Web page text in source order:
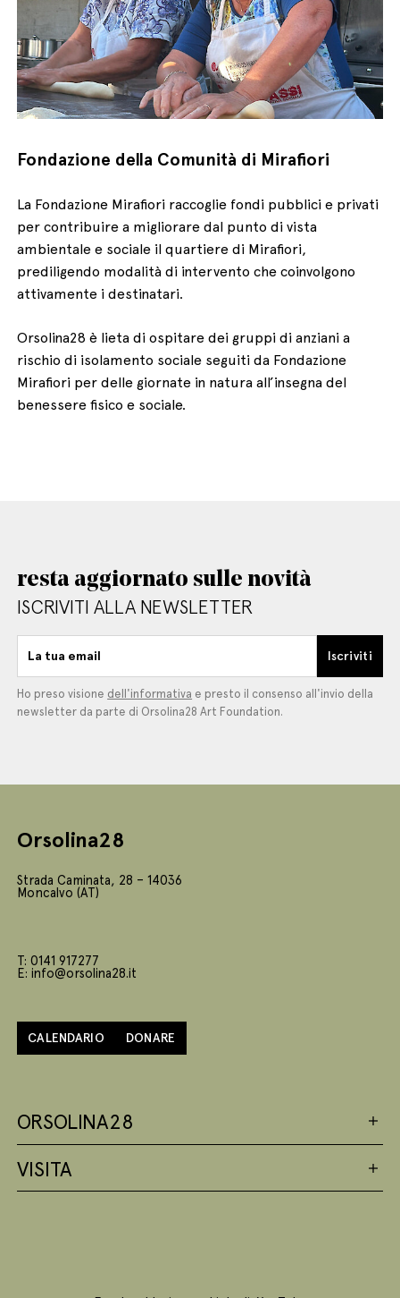
Fondazione della Comunità di Mirafiori
La Fondazione Mirafiori raccoglie fondi pubblici e privati
per contribuire a migliorare dal punto di vista
ambientale e sociale il quartiere di Mirafiori,
prediligendo modalità di intervento che coinvolgono
attivamente i destinatari.
Orsolina28 è lieta di ospitare dei gruppi di anziani a
rischio di isolamento sociale seguiti da Fondazione
Mirafiori per delle giornate in natura all’insegna del
benessere fisico e sociale.
resta aggiornato sulle novità
ISCRIVITI ALLA NEWSLETTER
La tua email Iscriviti
Ho preso visione dell'informativa e presto il consenso all'invio della
newsletter da parte di Orsolina28 Art Foundation.
Orsolina28
Strada Caminata, 28 – 14036
Moncalvo (AT)
T: 0141 917277
E: info@orsolina28.it
CALENDARIO DONARE
ORSOLINA28
VISITA